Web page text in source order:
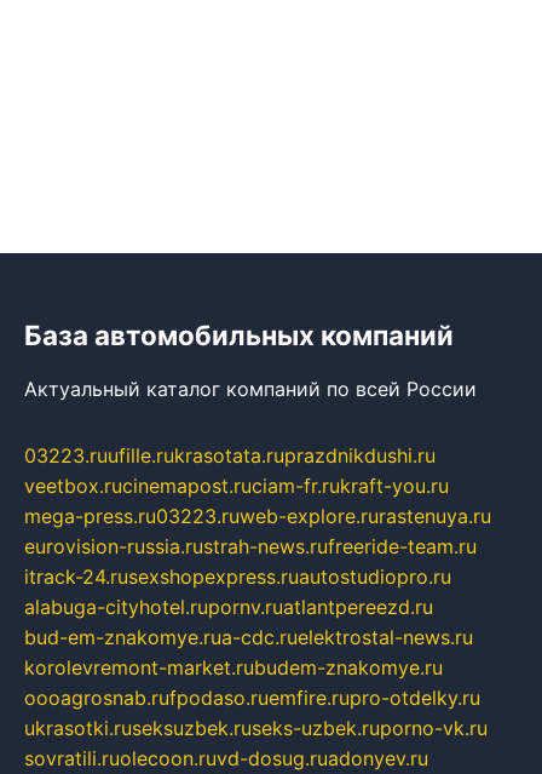
База автомобильных компаний
Актуальный каталог компаний по всей России
03223.ruufille.rukrasotata.ruprazdnikdushi.ru
veetbox.rucinemapost.ruciam-fr.rukraft-you.ru
mega-press.ru03223.ruweb-explore.rurastenuya.ru
eurovision-russia.rustrah-news.rufreeride-team.ru
itrack-24.rusexshopexpress.ruautostudiopro.ru
alabuga-cityhotel.rupornv.ruatlantpereezd.ru
bud-em-znakomye.rua-cdc.ruelektrostal-news.ru
korolevremont-market.rubudem-znakomye.ru
oooagrosnab.rufpodaso.ruemfire.rupro-otdelky.ru
ukrasotki.ruseksuzbek.ruseks-uzbek.ruporno-vk.ru
sovratili.ruolecoon.ruvd-dosug.ruadonyev.ru